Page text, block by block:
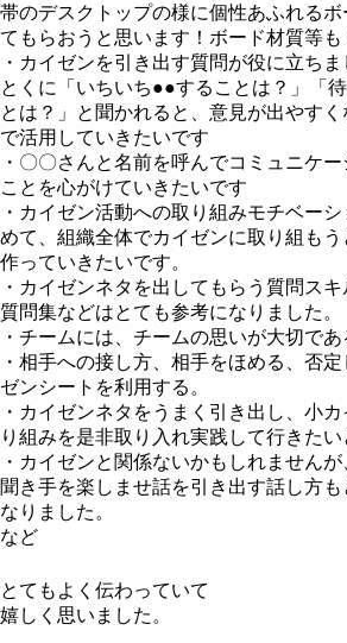
帯のデスクトップの様に個性あふれるボ
てもらおうと思います！ボード材質等も
・カイゼンを引き出す質問が役に立ちま
とくに「いちいち●●することは？」「
とは？」と聞かれると、意見が出やす
で活用していきたいです
・〇〇さんと名前を呼んでコミュニケ
ことを心がけていきたいです
・カイゼン活動への取り組みモチベーシ
めて、組織全体でカイゼンに取り組も
作っていきたいです。
・カイゼンネタを出してもらう質問スキ
質問集などはとても参考になりました。
・チームには、チームの思いが大切であ
・相手への接し方、相手をほめる、否
ゼンシートを利用する。
・カイゼンネタをうまく引き出し、小
り組みを是非取り入れ実践して行きたい
・カイゼンと関係ないかもしれません
聞き手を楽しませ話を引き出す話し方も
なりました。
など
とてもよく伝わっていて
嬉しく思いました。